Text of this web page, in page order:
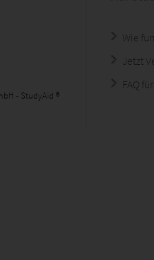
- StudyAid ®
Wie
Jetzt
FAQ